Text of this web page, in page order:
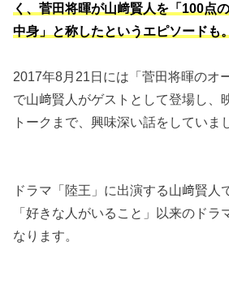
く、菅田将暉が山﨑賢人を「100点
中身」と称したというエピソードも。
2017年8月21日には「菅田将暉のオ
で山﨑賢人がゲストとして登場し、
トークまで、興味深い話をしていま
ドラマ「陸王」に出演する山﨑賢人
「好きな人がいること」以来のドラ
なります。